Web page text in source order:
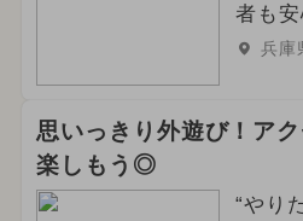
者も
兵庫
思いっきり外遊び！ア
楽しもう◎
“やり